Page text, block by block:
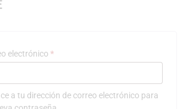
electrónico *
a tu dirección de correo electrónico para